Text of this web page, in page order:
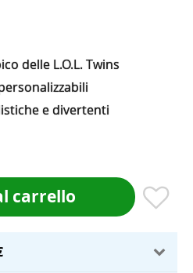
delle L.O.L. Twins
e divertenti
carrello